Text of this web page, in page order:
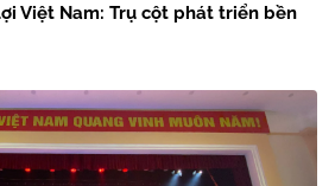
Việt Nam: Trụ cột phát triển bền